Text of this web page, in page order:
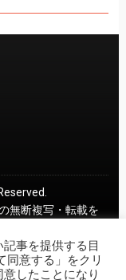
無断複写・転載を
事を提供する目
同意する」をクリ
したことになり